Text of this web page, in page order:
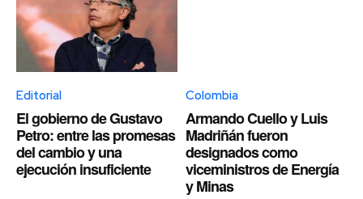
Editorial
El gobierno de Gustavo
Petro: entre las promesas
del cambio y una
ejecución insuficiente
Colombia
Armando Cuello y Luis
Madriñán fueron
designados como
viceministros de Energía
y Minas